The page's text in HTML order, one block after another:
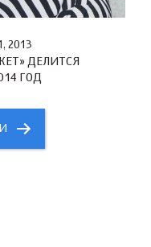
2013
ДЕЛИТСЯ
ГОД